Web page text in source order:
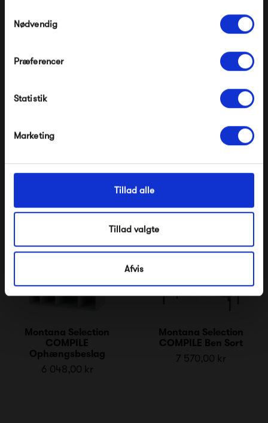
Nødvendig
Præferencer
Statistik
Marketing
Tillad alle
Tillad valgte
Afvis
6 600,00 kr
COMPILE Sokkel H7
6 600,00 kr
Montana Selection
COMPILE
Ophængsbeslag
6 048,00 kr
Montana Selection
COMPILE Ben Sort
7 570,00 kr
*Ved at tilmelde dig accepterer du at modtage e-